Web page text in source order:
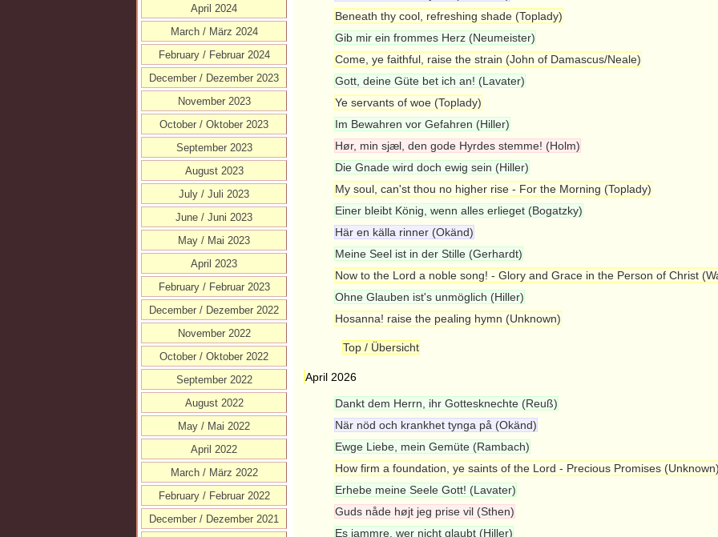
Beneath thy cool, refreshing shade (Toplady)
Gib mir ein frommes Herz (Neumeister)
Come, ye faithful, raise the strain (John of Damascus/Neale)
Gott, deine Güte bet ich an! (Lavater)
Ye servants of woe (Toplady)
Im Bewahren vor Gefahren (Hiller)
Hør, min sjæl, den gode Hyrdes stemme! (Holm)
Die Gnade wird doch ewig sein (Hiller)
My soul, can'st thou no higher rise - For the Morning (Toplady)
Einer bleibt König, wenn alles erlieget (Bogatzky)
Här en källa rinner (Okänd)
Meine Seel ist in der Stille (Gerhardt)
Now to the Lord a noble song! - Glory and Grace in the Person of Christ
Ohne Glauben ist's unmöglich (Hiller)
Hosanna! raise the pealing hymn (Unknown)
Top / Übersicht
April 2026
Dankt dem Herrn, ihr Gottesknechte (Reuß)
När nöd och krankhet tynga på (Okänd)
Ewge Liebe, mein Gemüte (Rambach)
How firm a foundation, ye saints of the Lord - Precious Promises (Unknown)
Erhebe meine Seele Gott! (Lavater)
Guds nåde højt jeg prise vil (Sthen)
Es jammre, wer nicht glaubt (Hiller)
April 2024
March / März 2024
February / Februar 2024
December / Dezember 2023
November 2023
October / Oktober 2023
September 2023
August 2023
July / Juli 2023
June / Juni 2023
May / Mai 2023
April 2023
February / Februar 2023
December / Dezember 2022
November 2022
October / Oktober 2022
September 2022
August 2022
May / Mai 2022
April 2022
March / März 2022
February / Februar 2022
December / Dezember 2021